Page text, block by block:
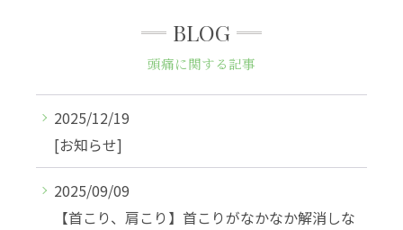
頭痛に関する記事
BLOG
2025/12/19
[お知らせ]
2025/09/09
【首こり、肩こり】首こりがなかなか解消しな